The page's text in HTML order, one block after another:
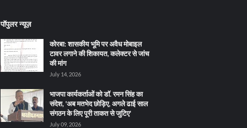
पॉपुलर न्यूज़
कोरबा: शासकीय भूमि पर अवैध मोबाइल
टावर लगाने की शिकायत, कलेक्टर से जांच
की मांग
July 14, 2026
भाजपा कार्यकर्ताओं को डॉ. रमन सिंह का
संदेश, 'अब मतभेद छोड़िए, अगले ढाई साल
संगठन के लिए पूरी ताकत से जुटिए'
July 09, 2026